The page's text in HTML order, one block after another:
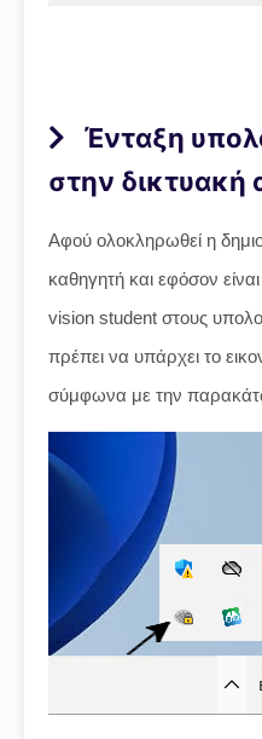
Ένταξη
στην δικτυακή
Αφού ολοκληρωθεί η
καθηγητή και εφόσον
vision student στους
πρέπει να υπάρχει το
σύμφωνα με την